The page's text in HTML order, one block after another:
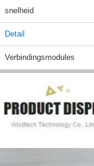
snelheid
Detail
Verbindingsmodules